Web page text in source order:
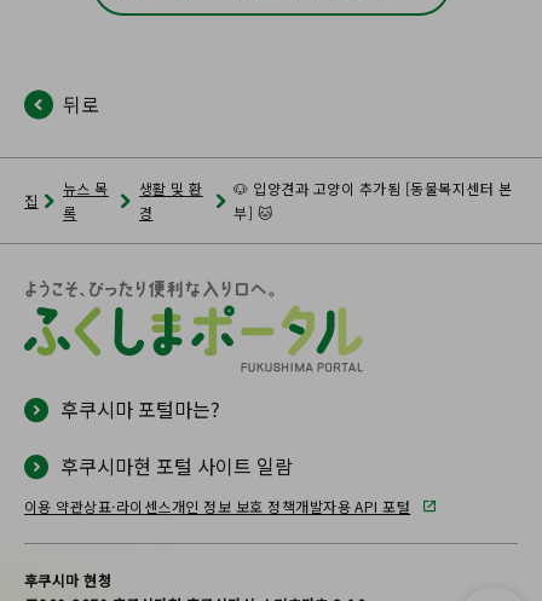
뒤로
집
뉴스 목
록
생활 및 환
경
🐶 입양견과 고양이 추가됨 [동물복지센터 본
부] 🐱
후쿠시마 포털마는?
후쿠시마현 포털 사이트 일람
이용 약관상표·라이센스개인 정보 보호 정책개발자용 API 포털
후쿠시마 현청